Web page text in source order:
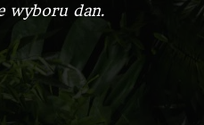
wyboru dan.